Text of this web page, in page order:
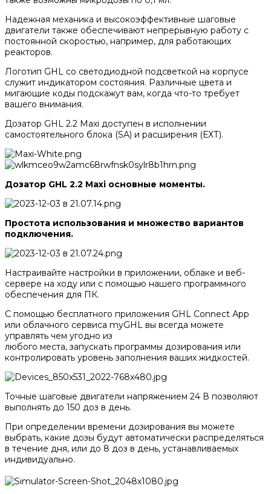
Надежная механика и высокоэффективные шаговые
двигатели также обеспечивают непрерывную работу с
постоянной скоростью, например, для работающих
реакторов.
Логотип GHL со светодиодной подсветкой на корпусе
служит индикатором состояния. Различные цвета и
мигающие коды подскажут вам, когда что-то требует
вашего внимания.
Дозатор GHL 2.2 Maxi доступен в исполнении
самостоятельного блока (SA) и расширения (ЕХТ).
Дозатор GHL 2.2 Maxi основные моменты.
Простота использования и множество вариантов
подключения.
Настраивайте настройки в приложении, облаке и веб-
сервере на ходу или с помощью нашего программного
обеспечения для ПК.
С помощью бесплатного приложения GHL Connect Арр
или облачного сервиса myGHL вы всегда можете
управлять чем угодно из
любого места, запускать программы дозирования или
контролировать уровень заполнения ваших жидкостей.
Точные шаговые двигатели напряжением 24 В позволяют
выполнять до 150 доз в день.
При определении времени дозирования вы можете
выбрать, какие дозы будут автоматически распределяться
в течение дня, или до 8 доз в день, устанавливаемых
индивидуально.